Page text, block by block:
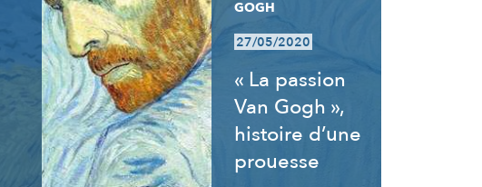
GOGH
27/05/2020
« La passion
Van Gogh »,
histoire d’une
prouesse